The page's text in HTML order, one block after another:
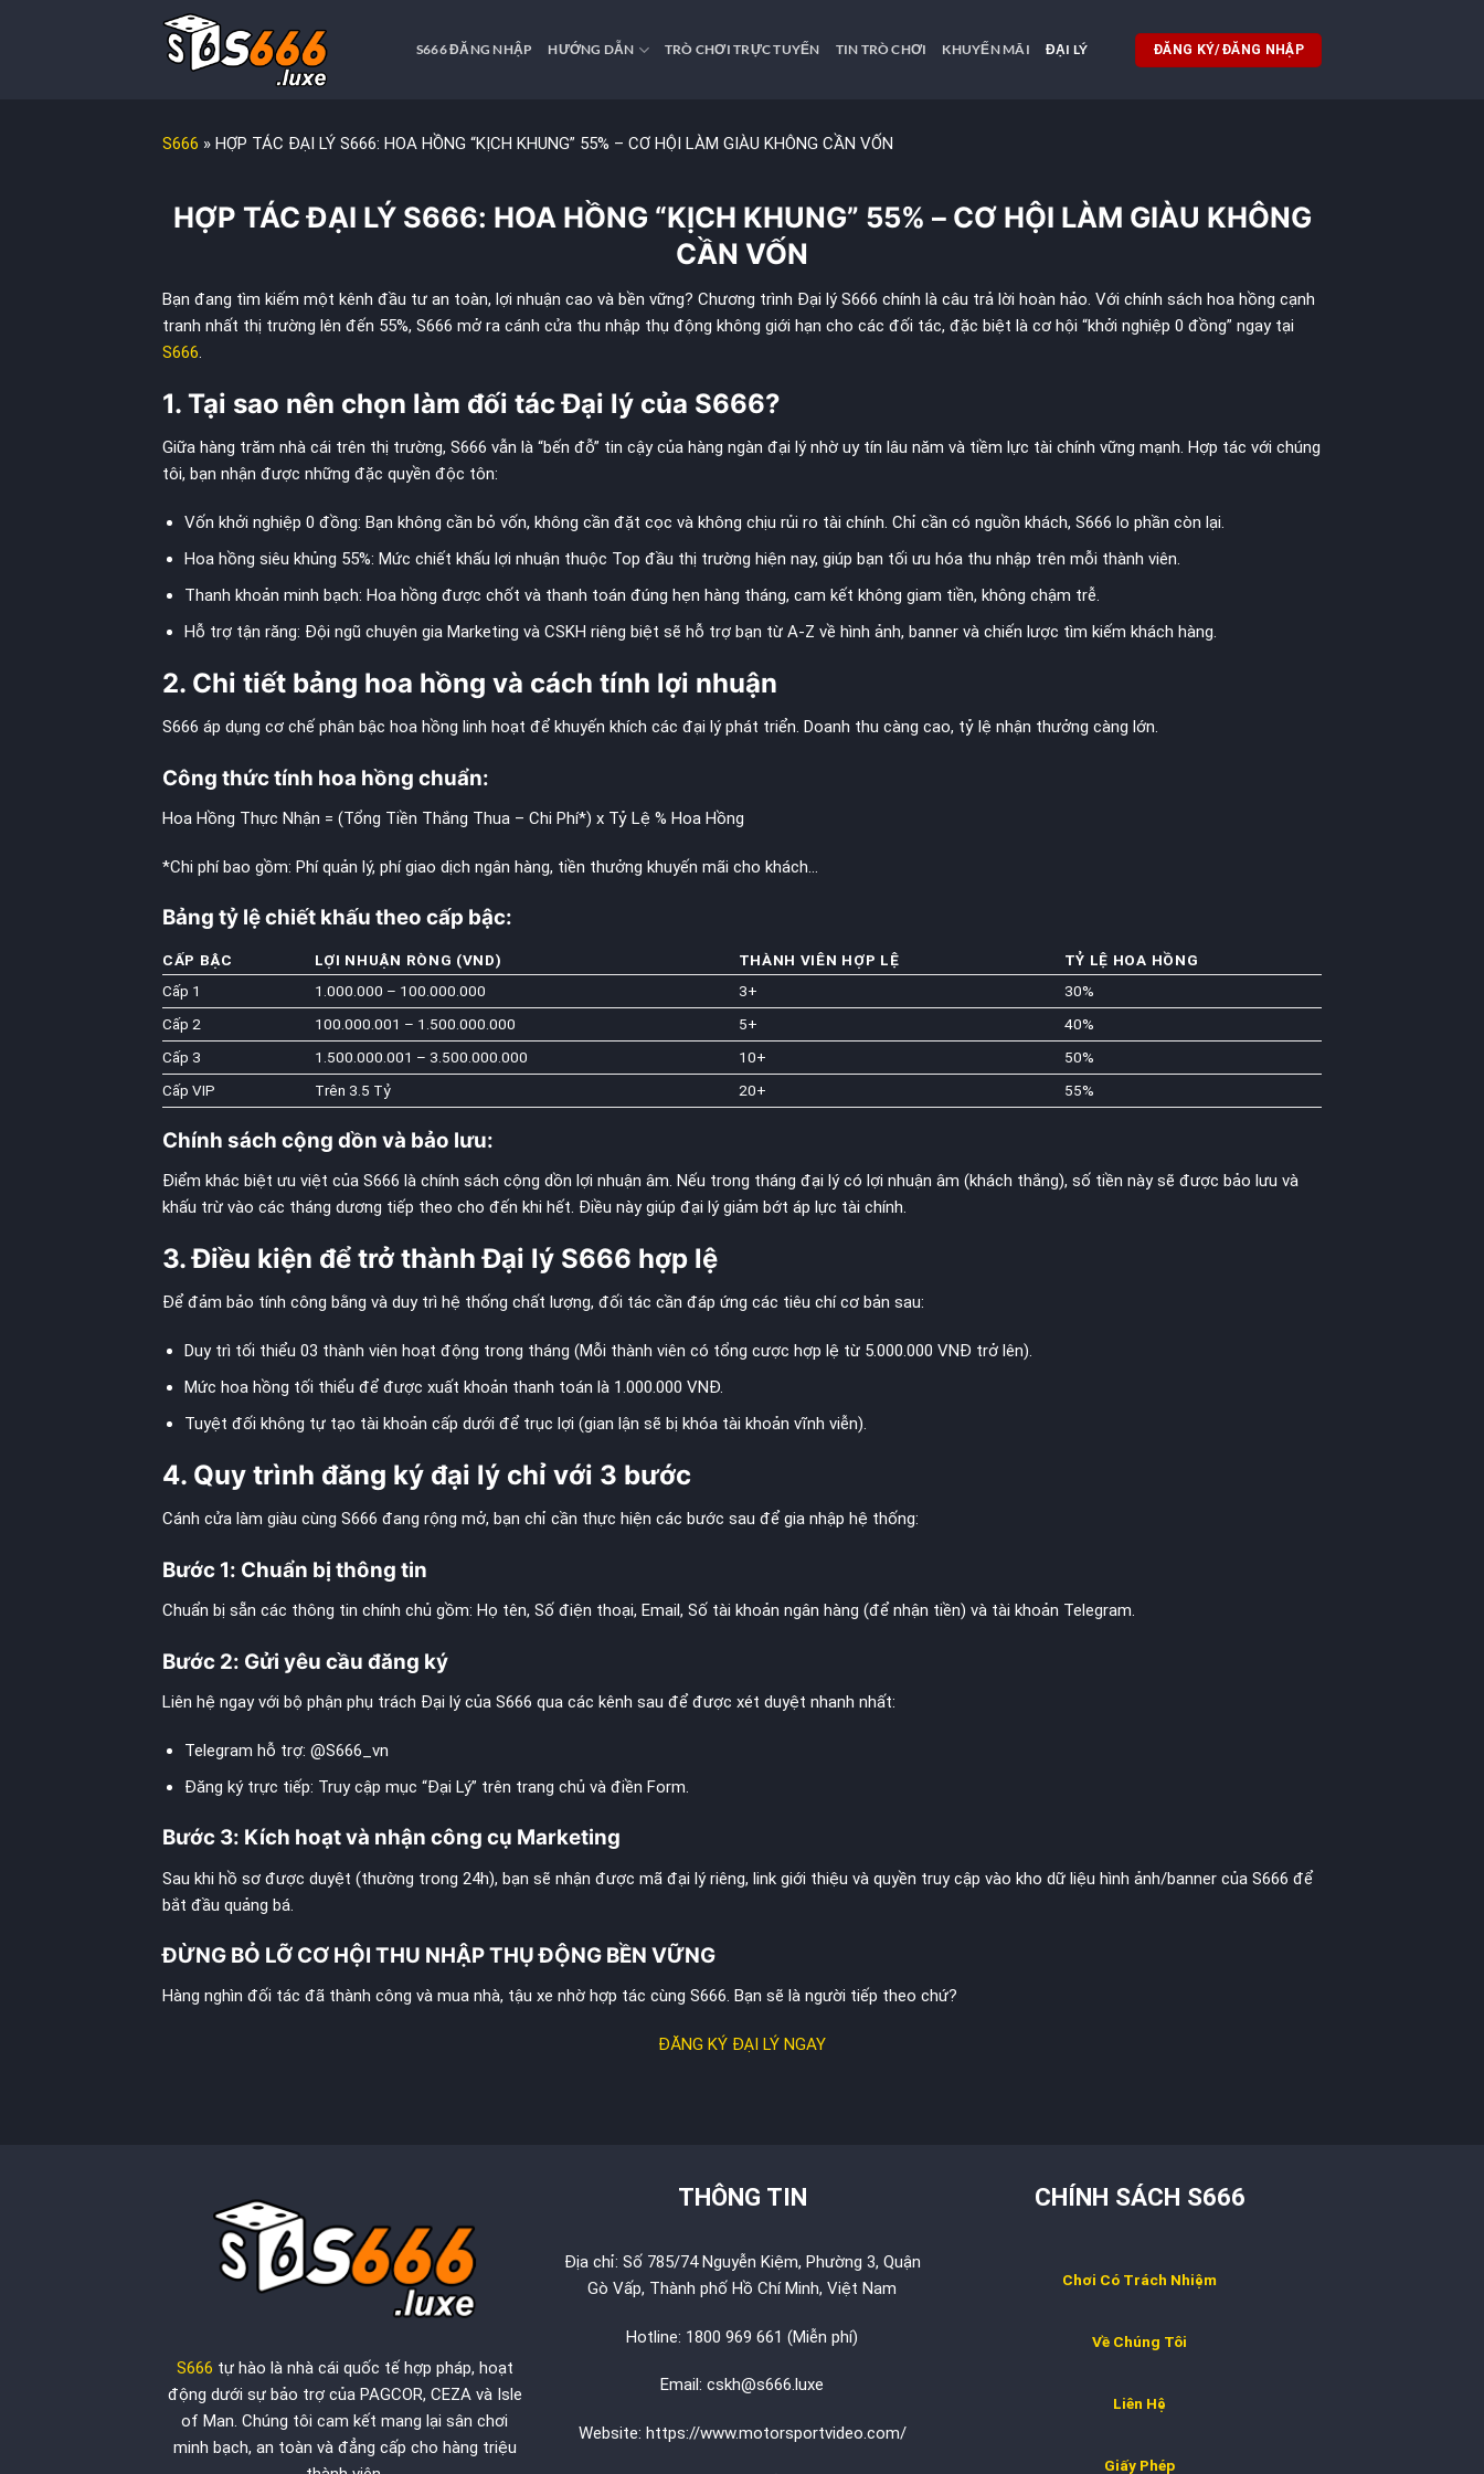
S666 ĐĂNG NHẬP HƯỚNG DẪN TRÒ CHƠI TRỰC TUYẾN TIN TRÒ CHƠI KHUYẾN MÃI ĐẠI LÝ ĐĂNG KÝ/ĐĂNG NHẬP
S666 » HỢP TÁC ĐẠI LÝ S666: HOA HỒNG “KỊCH KHUNG” 55% – CƠ HỘI LÀM GIÀU KHÔNG CẦN VỐN
HỢP TÁC ĐẠI LÝ S666: HOA HỒNG “KỊCH KHUNG” 55% – CƠ HỘI LÀM GIÀU KHÔNG
CẦN VỐN
Bạn đang tìm kiếm một kênh đầu tư an toàn, lợi nhuận cao và bền vững? Chương trình Đại lý S666 chính là câu trả lời hoàn hảo. Với chính sách hoa hồng cạnh
tranh nhất thị trường lên đến 55%, S666 mở ra cánh cửa thu nhập thụ động không giới hạn cho các đối tác, đặc biệt là cơ hội “khởi nghiệp 0 đồng” ngay tại
S666.
1. Tại sao nên chọn làm đối tác Đại lý của S666?
Giữa hàng trăm nhà cái trên thị trường, S666 vẫn là “bến đỗ” tin cậy của hàng ngàn đại lý nhờ uy tín lâu năm và tiềm lực tài chính vững mạnh. Hợp tác với chúng
tôi, bạn nhận được những đặc quyền độc tôn:
Vốn khởi nghiệp 0 đồng: Bạn không cần bỏ vốn, không cần đặt cọc và không chịu rủi ro tài chính. Chỉ cần có nguồn khách, S666 lo phần còn lại.
Hoa hồng siêu khủng 55%: Mức chiết khấu lợi nhuận thuộc Top đầu thị trường hiện nay, giúp bạn tối ưu hóa thu nhập trên mỗi thành viên.
Thanh khoản minh bạch: Hoa hồng được chốt và thanh toán đúng hẹn hàng tháng, cam kết không giam tiền, không chậm trễ.
Hỗ trợ tận răng: Đội ngũ chuyên gia Marketing và CSKH riêng biệt sẽ hỗ trợ bạn từ A-Z về hình ảnh, banner và chiến lược tìm kiếm khách hàng.
2. Chi tiết bảng hoa hồng và cách tính lợi nhuận
S666 áp dụng cơ chế phân bậc hoa hồng linh hoạt để khuyến khích các đại lý phát triển. Doanh thu càng cao, tỷ lệ nhận thưởng càng lớn.
Công thức tính hoa hồng chuẩn:
Hoa Hồng Thực Nhận = (Tổng Tiền Thắng Thua – Chi Phí*) x Tỷ Lệ % Hoa Hồng
*Chi phí bao gồm: Phí quản lý, phí giao dịch ngân hàng, tiền thưởng khuyến mãi cho khách…
Bảng tỷ lệ chiết khấu theo cấp bậc:
CẤP BẬC LỢI NHUẬN RÒNG (VND) THÀNH VIÊN HỢP LỆ
TỶ LỆ HOA HỒNG
Cấp 1
1.000.000 – 100.000.000 3+
30%
Cấp 2
100.000.001 – 1.500.000.000 5+
40%
Cấp 3
1.500.000.001 – 3.500.000.000 10+
50%
Cấp VIP
Trên 3.5 Tỷ 20+ 55%
Chính sách cộng dồn và bảo lưu:
Điểm khác biệt ưu việt của S666 là chính sách cộng dồn lợi nhuận âm. Nếu trong tháng đại lý có lợi nhuận âm (khách thắng), số tiền này sẽ được bảo lưu và
khấu trừ vào các tháng dương tiếp theo cho đến khi hết. Điều này giúp đại lý giảm bớt áp lực tài chính.
3. Điều kiện để trở thành Đại lý S666 hợp lệ
Để đảm bảo tính công bằng và duy trì hệ thống chất lượng, đối tác cần đáp ứng các tiêu chí cơ bản sau:
Duy trì tối thiểu 03 thành viên hoạt động trong tháng (Mỗi thành viên có tổng cược hợp lệ từ 5.000.000 VNĐ trở lên).
Mức hoa hồng tối thiểu để được xuất khoản thanh toán là 1.000.000 VNĐ.
Tuyệt đối không tự tạo tài khoản cấp dưới để trục lợi (gian lận sẽ bị khóa tài khoản vĩnh viễn).
4. Quy trình đăng ký đại lý chỉ với 3 bước
Cánh cửa làm giàu cùng S666 đang rộng mở, bạn chỉ cần thực hiện các bước sau để gia nhập hệ thống:
Bước 1: Chuẩn bị thông tin
Chuẩn bị sẵn các thông tin chính chủ gồm: Họ tên, Số điện thoại, Email, Số tài khoản ngân hàng (để nhận tiền) và tài khoản Telegram.
Bước 2: Gửi yêu cầu đăng ký
Liên hệ ngay với bộ phận phụ trách Đại lý của S666 qua các kênh sau để được xét duyệt nhanh nhất:
Telegram hỗ trợ: @S666_vn
Đăng ký trực tiếp: Truy cập mục “Đại Lý” trên trang chủ và điền Form.
Bước 3: Kích hoạt và nhận công cụ Marketing
Sau khi hồ sơ được duyệt (thường trong 24h), bạn sẽ nhận được mã đại lý riêng, link giới thiệu và quyền truy cập vào kho dữ liệu hình ảnh/banner của S666 để
bắt đầu quảng bá.
ĐỪNG BỎ LỠ CƠ HỘI THU NHẬP THỤ ĐỘNG BỀN VỮNG
Hàng nghìn đối tác đã thành công và mua nhà, tậu xe nhờ hợp tác cùng S666. Bạn sẽ là người tiếp theo chứ?
ĐĂNG KÝ ĐẠI LÝ NGAY
S666 tự hào là nhà cái quốc tế hợp pháp, hoạt
động dưới sự bảo trợ của PAGCOR, CEZA và Isle
of Man. Chúng tôi cam kết mang lại sân chơi
minh bạch, an toàn và đẳng cấp cho hàng triệu
THÔNG TIN
Địa chỉ: Số 785/74 Nguyễn Kiệm, Phường 3, Quận
Gò Vấp, Thành phố Hồ Chí Minh, Việt Nam
Hotline: 1800 969 661 (Miễn phí)
Email: cskh@s666.luxe
Website: https://www.motorsportvideo.com/
CHÍNH SÁCH S666
Chơi Có Trách Nhiệm
Về Chúng Tôi
Liên Hệ
Giấy Phép